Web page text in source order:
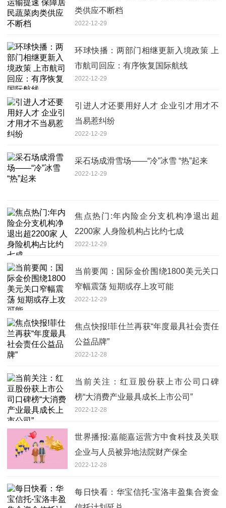
类供应不断档
2022-12-29
环球快播：两部门相继更新入境政策 上
市航司回应：有序恢复国际航线
2022-12-29
引进人才还要用好人才 企业引才用才不
当易惹纠纷
2022-12-29
采石场成滑雪场——“冷”冰雪 “热”起来
2022-12-29
焦点热门:年内险企分支机构净退出超
2200家 人身险机构占比约七成
2022-12-29
当前要闻：国际金价围绕1800美元关口
窄幅震荡 短期或存上攻可能
2022-12-29
焦点快报!菲仕兰再获“年度最具社会责任
公益品牌”
2022-12-28
当前关注：红豆股份获上市公司口碑
榜“大消费产业最具成长上市公司”
2022-12-28
世界播报:嘉能嘉运营方中食科技及关联
企业与人员被异地法院财产保全
2022-12-28
每日快看：华宝信托-宝洛丰盈集合资金